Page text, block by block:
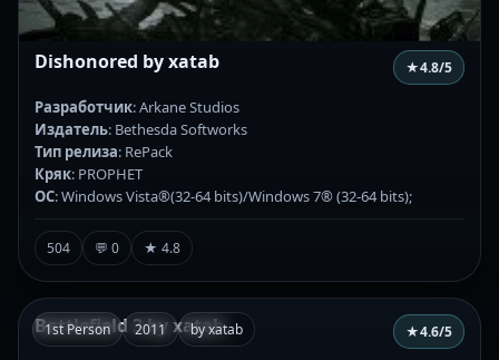
Dishonored by xatab ★4.8/5
Разработчик: Arkane Studios
Издатель: Bethesda Softworks
Тип релиза: RePack
Кряк: PROPHET
ОС: Windows Vista®(32-64 bits)/Windows 7® (32-64 bits);
504 💬 0 ★ 4.8
1st Person 2011 by xatab
Battlefield 3 by xatab ★4.6/5